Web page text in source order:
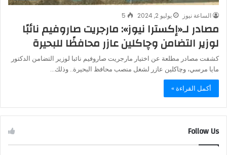
الساعة نيوز يوليو 2, 2024 5
مصادر لـ«إكسترا نيوز»: مارجريت صاروفيم نائبًا
لوزير التضامن وچاكلين عازر محافظًا للبحيرة
كشفت مصادر مطلعة عن اختيار مارجريت صاروفيم نائبا لوزير التضامن الدكتور
مايا مرسي، وچاكلين عازر لشغل منصب محافظ البحيرة.. وذلك…
أكمل القراءة »
Follow Us